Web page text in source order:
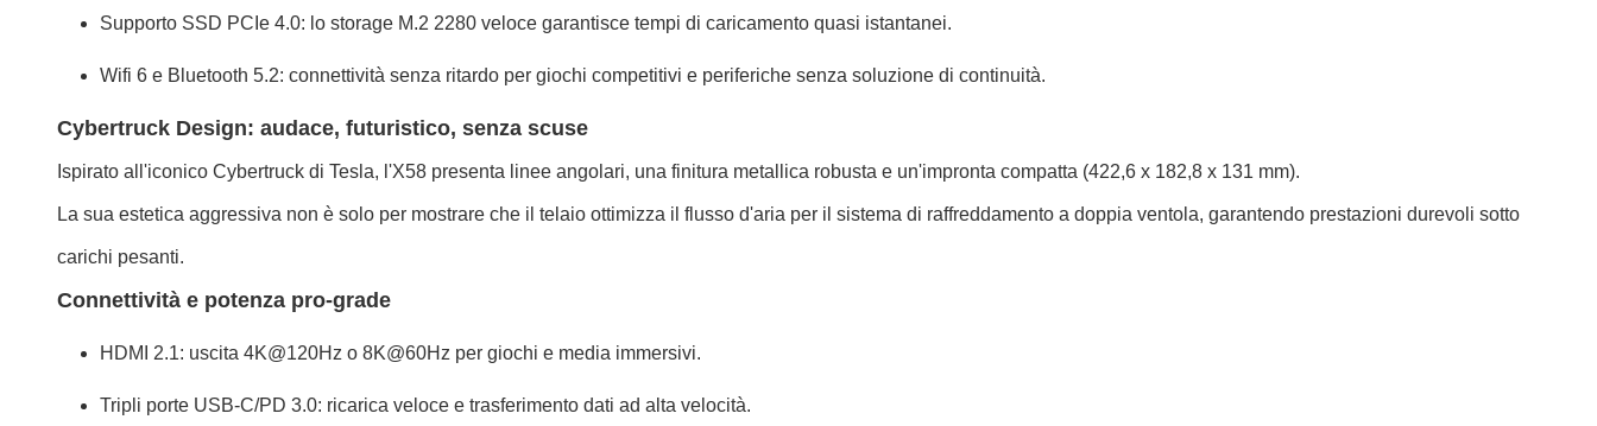
Supporto SSD PCIe 4.0: lo storage M.2 2280 veloce garantisce tempi di caricamento quasi istantanei.
Wifi 6 e Bluetooth 5.2: connettività senza ritardo per giochi competitivi e periferiche senza soluzione di continuità.
Cybertruck Design: audace, futuristico, senza scuse
Ispirato all'iconico Cybertruck di Tesla, l'X58 presenta linee angolari, una finitura metallica robusta e un'impronta compatta (422,6 x 182,8 x 131 mm).
La sua estetica aggressiva non è solo per mostrare che il telaio ottimizza il flusso d'aria per il sistema di raffreddamento a doppia ventola, garantendo prestazioni durevoli sotto
carichi pesanti.
Connettività e potenza pro-grade
HDMI 2.1: uscita 4K@120Hz o 8K@60Hz per giochi e media immersivi.
Tripli porte USB-C/PD 3.0: ricarica veloce e trasferimento dati ad alta velocità.